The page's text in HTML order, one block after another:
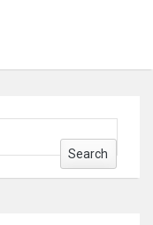
Search